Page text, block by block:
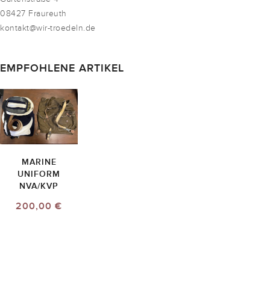
08427 Fraureuth
kontakt@wir-troedeln.de
EMPFOHLENE ARTIKEL
MARINE
UNIFORM
NVA/KVP
200,00 €